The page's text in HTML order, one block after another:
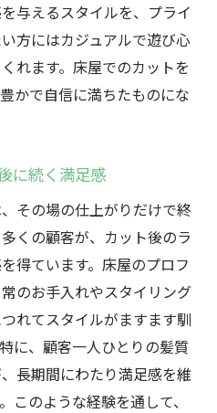
与えるスタイルを、プライ
方にはカジュアルで遊び心
れます。床屋でのカットを
かで自信に満ちたものにな
に続く満足感
その場の仕上がりだけで終
くの顧客が、カット後のラ
得ています。床屋のプロフ
のお手入れやスタイリング
れてスタイルがますます馴
に、顧客一人ひとりの髪質
長期間にわたり満足感を維
このような経験を通して、